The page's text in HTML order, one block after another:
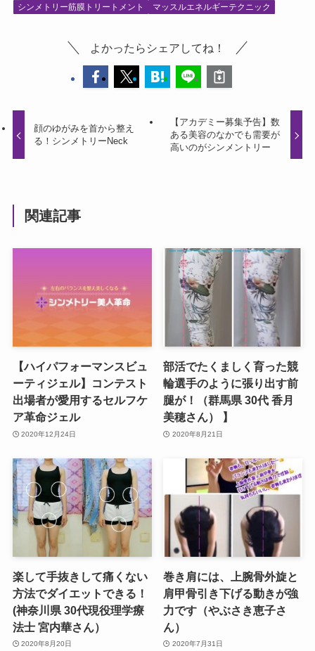
シンメトリー筋膜トリートメント
マッスルエネルギーテクニック
よかったらシェアしてね！
顔のゆがみを首から整え
る！シンメトリーNeck
【アカデミー募集予告】数
ある美容のなかでも需要が
高いのがシンメントリー
関連記事
【ハイパフォーマンスビュ
ーティジェル】コンテスト
出場者が愛用するセルフケ
ア革命ジェル
2020年12月24日
部活でたくましく育った競
輪選手のように張り出す前
腿が！（群馬県 30代 香月
美穂さん） 】
2020年8月21日
楽して手抜きして痛くない
方法でダイエットできる！
(神奈川県 30代現役理学療
法士 宮内華さん）
2020年8月20日
巻き肩には、上腕骨外旋と
肩甲骨引き下げる動きが強
力です（やぶさき恵子さ
ん）
2020年7月31日